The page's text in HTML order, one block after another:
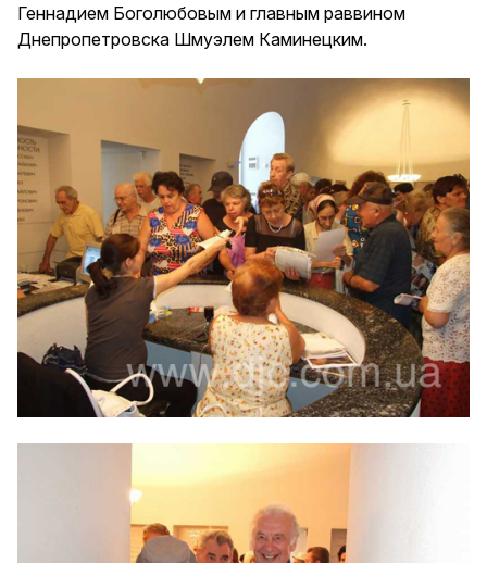
Геннадием Боголюбовым и главным раввином
Днепропетровска Шмуэлем Каминецким.